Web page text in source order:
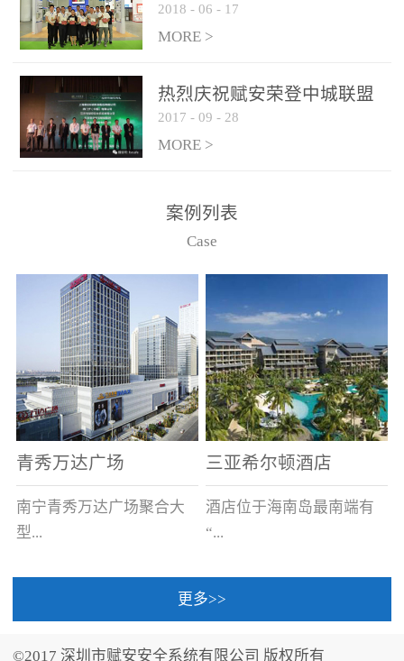
报早防的效果。 系统构
成示意图： 图像型火灾
和监控端两大部分组成。
两者之间通过以太网相
联，一台监控主机最多可
从监控主机上获取，最多
只能接6台，超过的需从现
慧消防新荣耀
2018 - 06 - 17
MORE >
热烈庆祝赋安荣登中城联盟
联合采购战略合作平台
2017 - 09 - 28
MORE >
案例列表
Case
青秀万达广场
南宁青秀万达广场聚合大
型...
三亚希尔顿酒店
酒店位于海南岛最南端有
“...
中国的海岛天堂”之美称的
更多>>
©2017 深圳市赋安安全系统有限公司 版权所有